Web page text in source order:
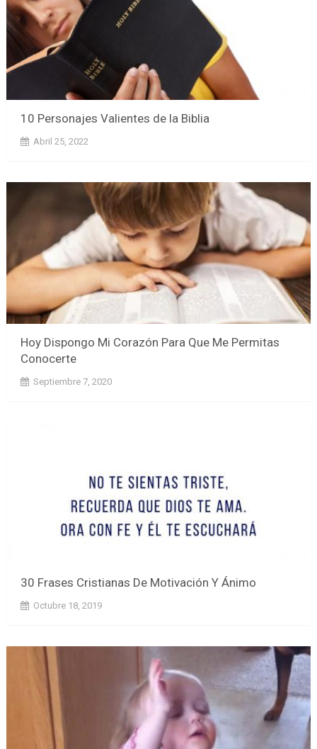
10 Personajes Valientes de la Biblia
Abril 25, 2022
Hoy Dispongo Mi Corazón Para Que Me Permitas
Conocerte
Septiembre 7, 2020
30 Frases Cristianas De Motivación Y Ánimo
Octubre 18, 2019